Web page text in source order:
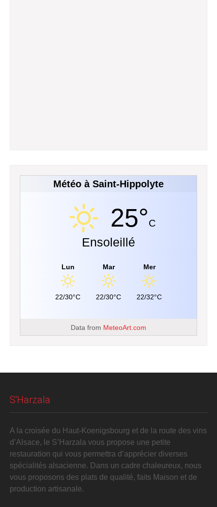
Météo à Saint-Hippolyte
25°C
Ensoleillé
Lun
22/30°C
Mar
22/30°C
Mer
22/32°C
Data from MeteoArt.com
S'Harzala
A la croisée du Haut-Koenigsbourg et de la route des vins
d’Alsace, le S’Harzala vous propose une petite
restauration qui vous permettra d’apprécier diverses
spécialités alsacienne. Dans un cadre chaleureux, nous
vous proposons des plats de qualité, faits Maison et de
production artisanale.